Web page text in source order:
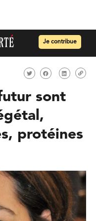
Je contribue
sont
protéines